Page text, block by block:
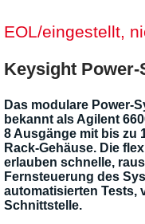
EOL/eingestellt,
Keysight
Das modulare Power-
bekannt als Agilent
8 Ausgänge mit bis zu
Rack-Gehäuse. Die
erlauben schnelle,
Fernsteuerung des
automatisierten Tests,
Schnittstelle.